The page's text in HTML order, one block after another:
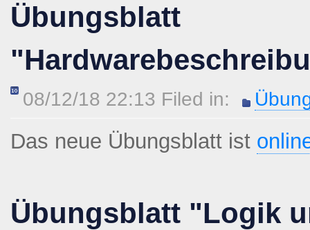
Übungsblatt
08/12/18 22:13 Filed in:
Das neue Übungsblatt ist
Übungsblatt "Logik